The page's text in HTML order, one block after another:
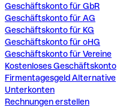
Geschäftskonto für GbR
Geschäftskonto für AG
Geschäftskonto für KG
Geschäftskonto für oHG
Geschäftskonto für Vereine
Kostenloses Geschäftskonto
Firmentagesgeld Alternative
Unterkonten
Rechnungen erstellen